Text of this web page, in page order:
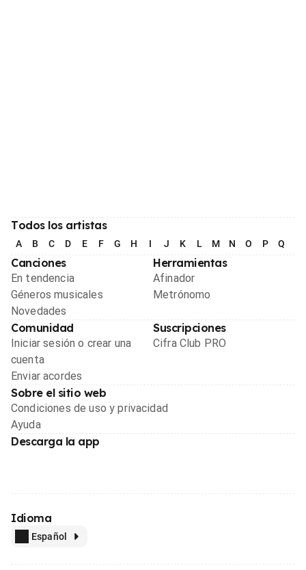
Todos los artistas
A B C D E F G H I J K L M N O P Q
Canciones
En tendencia
Géneros musicales
Novedades
Herramientas
Afinador
Metrónomo
Comunidad
Iniciar sesión o crear una
cuenta
Enviar acordes
Suscripciones
Cifra Club PRO
Sobre el sitio web
Condiciones de uso y privacidad
Ayuda
Descarga la app
Idioma
Español